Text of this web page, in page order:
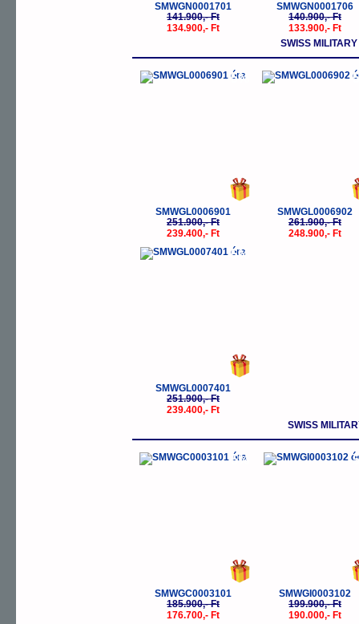
SMWGN0001701
141.900,- Ft
134.900,- Ft
SMWGN0001706
140.900,- Ft
133.900,- Ft
SWISS
-5%
SMWGL0006901
251.900,- Ft
239.400,- Ft
-
SMWGL0006902
261.900,- Ft
248.900,- Ft
-5%
SMWGL0007401
251.900,- Ft
239.400,- Ft
SWISS
-5%
SMWGC0003101
185.900,- Ft
176.700,- Ft
-
SMWGI0003102
199.900,- Ft
190.000,- Ft